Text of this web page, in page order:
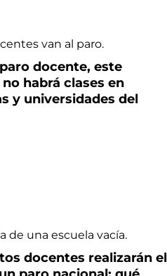
docente, este
habrá clases en
y universidades del
docentes realizarán el